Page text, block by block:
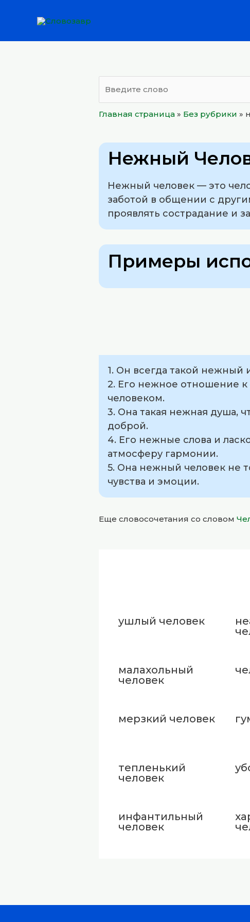
Главная страница » Без рубрики »
Нежный
Нежный человек — это
заботой в общении с
проявлять сострадание и
Примеры
1. Он всегда такой нежный
2. Его нежное отношение
человеком.
3. Она такая нежная душа,
доброй.
4. Его нежные слова и
атмосферу гармонии.
5. Она нежный человек не
чувства и эмоции.
Еще словосочетания со словом
ушлый человек
малахольный
человек
мерзкий человек
тепленький
человек
инфантильный
человек